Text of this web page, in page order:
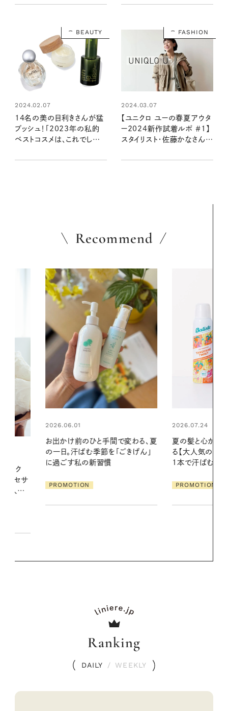
表！
BEAUTY
2024.02.07
14名の美の目利きさんが猛
プッシュ！「2023年の私的
ベストコスメは、これでし
FASHION
2024.03.07
【ユニクロ ユーの春夏アウタ
ー2024新作試着ルポ ＃1】
スタイリスト・佐藤かなさんが
Recommend
2026.07.24
夏の髪と心が瞬時にリフレッシュす
る【大人気のドライシャンプー】 この
1本で汗ばむ季節も一日中心地よく
PROMOTION
2026.06.01
真夏に向け
やりジェルと
地よくうるお
Ranking
DAILY / WEEKLY